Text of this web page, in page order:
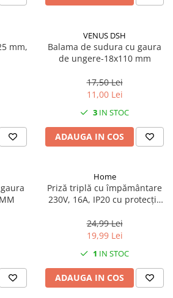
mm,
VENUS DSH
Balama de sudura cu gaura
de ungere-18x110 mm
17,50 Lei
11,00 Lei
3 IN STOC
ADAUGA IN COS
Home
Priză triplă cu împământare
230V, 16A, IP20 cu protecție
24,99 Lei
19,99 Lei
1 IN STOC
ADAUGA IN COS